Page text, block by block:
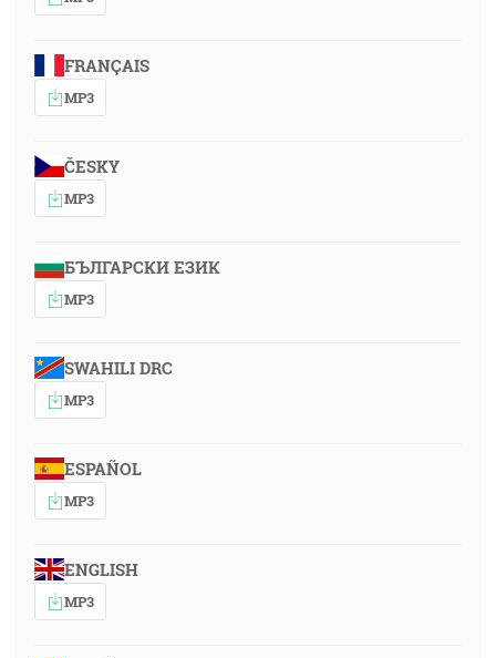
FRANÇAIS
MP3
ČESKY
MP3
БЪЛГАРСКИ ЕЗИК
MP3
SWAHILI DRC
MP3
ESPAÑOL
MP3
ENGLISH
MP3